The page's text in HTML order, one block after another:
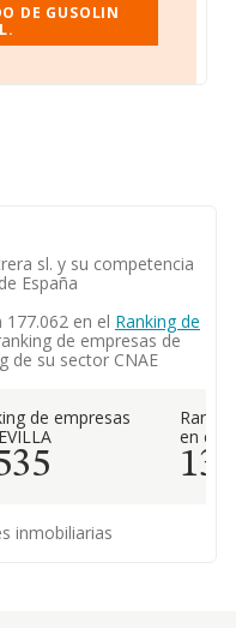
DE GUSOLIN
sl. y su competencia
España
en el Ranking de
de empresas de
de su sector CNAE
de empresas
en el
137
inmobiliarias